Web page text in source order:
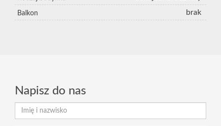
Balkon brak
Napisz do nas